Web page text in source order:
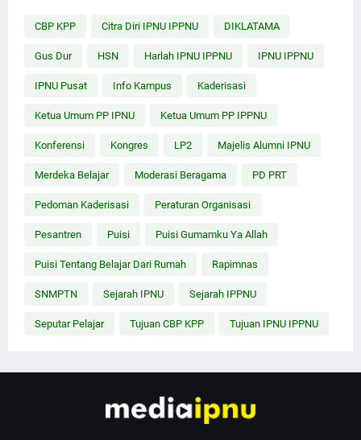
CBP KPP Citra Diri IPNU IPPNU DIKLATAMA
Gus Dur HSN Harlah IPNU IPPNU IPNU IPPNU
IPNU Pusat Info Kampus Kaderisasi
Ketua Umum PP IPNU Ketua Umum PP IPPNU
Konferensi Kongres LP2 Majelis Alumni IPNU
Merdeka Belajar Moderasi Beragama PD PRT
Pedoman Kaderisasi Peraturan Organisasi
Pesantren Puisi Puisi Gumamku Ya Allah
Puisi Tentang Belajar Dari Rumah Rapimnas
SNMPTN Sejarah IPNU Sejarah IPPNU
Seputar Pelajar Tujuan CBP KPP Tujuan IPNU IPPNU